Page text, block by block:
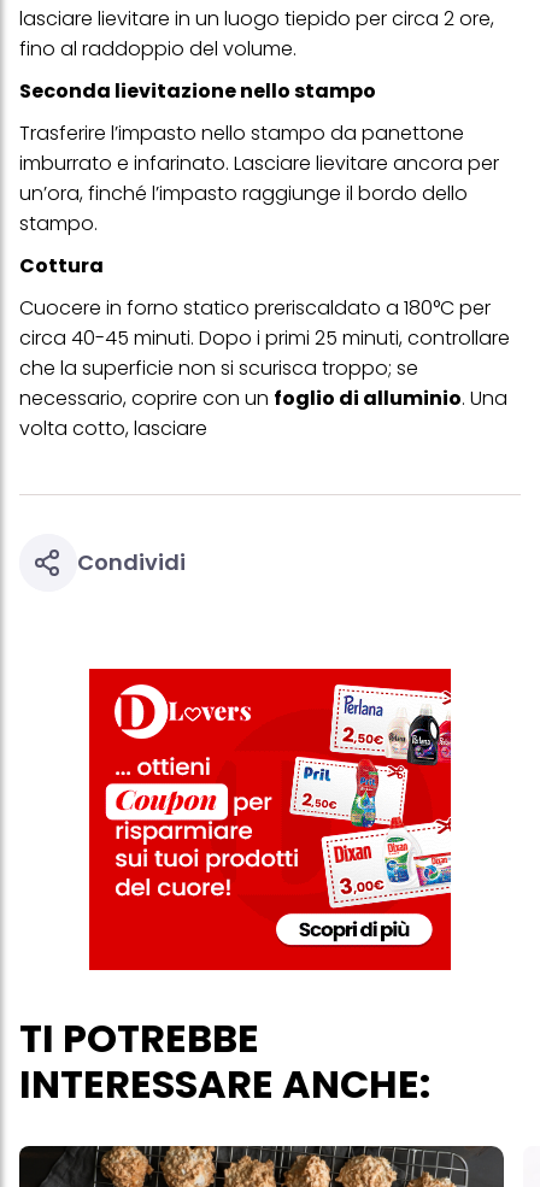
lasciare lievitare in un luogo tiepido per circa 2 ore,
fino al raddoppio del volume.
Seconda lievitazione nello stampo
Trasferire l’impasto nello stampo da panettone
imburrato e infarinato. Lasciare lievitare ancora per
un’ora, finché l’impasto raggiunge il bordo dello
stampo.
Cottura
Cuocere in forno statico preriscaldato a 180°C per
circa 40-45 minuti. Dopo i primi 25 minuti, controllare
che la superficie non si scurisca troppo; se
necessario, coprire con un foglio di alluminio. Una
volta cotto, lasciare
Condividi
TI POTREBBE
INTERESSARE ANCHE:
acconsenti all'uso dei cookie e al trattamento dei tuoi dati
personali per tutte le finalità sopra indicate. Se fai clic su "Rifiuta",
verranno utilizzati solo i cookie tecnicamente necessari per fornirti